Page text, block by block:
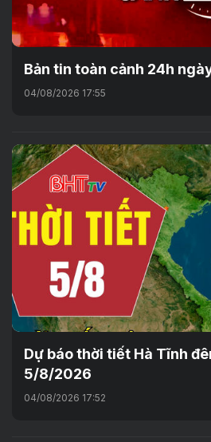
Bản tin toàn cảnh 24h
04/08/2026 17:55
Dự báo thời tiết Hà Tĩnh
5/8/2026
04/08/2026 17:52